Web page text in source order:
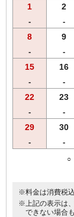
1
-
2
-
8
-
9
-
15
-
16
-
22
-
23
-
29
-
30
-
○
※料金は消費税込
※上記の表示は
できない場合